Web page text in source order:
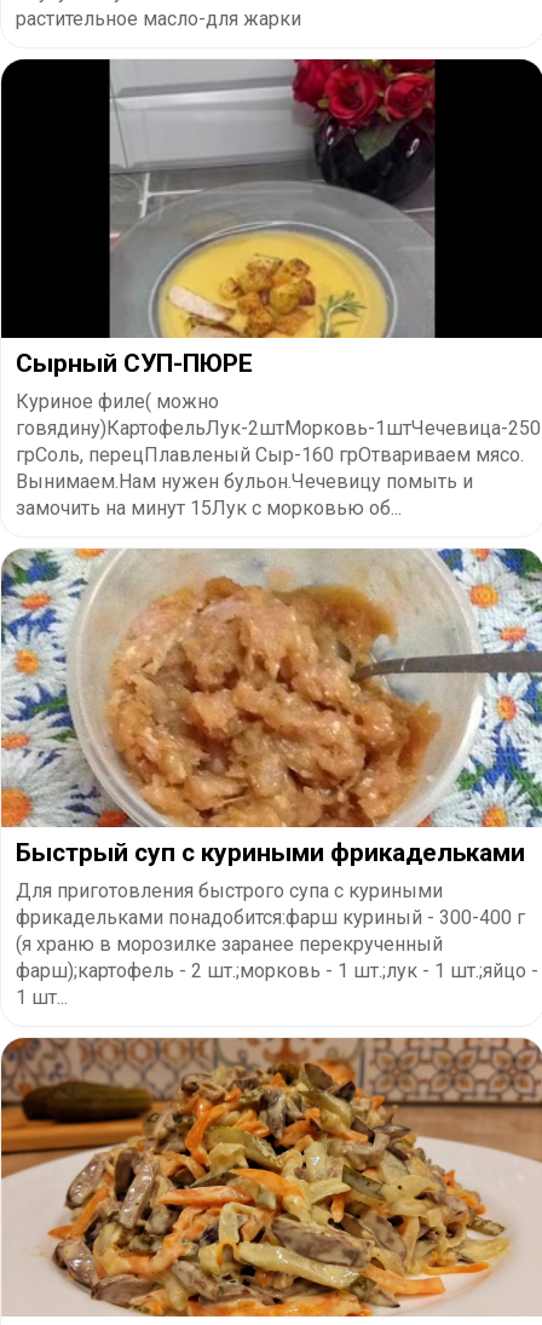
растительное масло-для жарки
Сырный СУП-ПЮРЕ
Куриное филе( можно
говядину)КартофельЛук-2штМорковь-1штЧечевица-250
грСоль, перецПлавленый Сыр-160 грОтвариваем мясо.
Вынимаем.Нам нужен бульон.Чечевицу помыть и
замочить на минут 15Лук с морковью об...
Быстрый суп с куриными фрикадельками
Для приготовления быстрого супа с куриными
фрикадельками понадобится:фарш куриный - 300-400 г
(я храню в морозилке заранее перекрученный
фарш);картофель - 2 шт.;морковь - 1 шт.;лук - 1 шт.;яйцо -
1 шт...